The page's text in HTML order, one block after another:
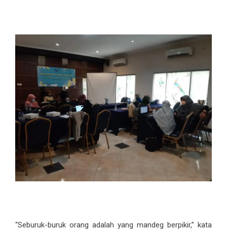
“Seburuk-buruk orang adalah yang mandeg berpikir,” kata